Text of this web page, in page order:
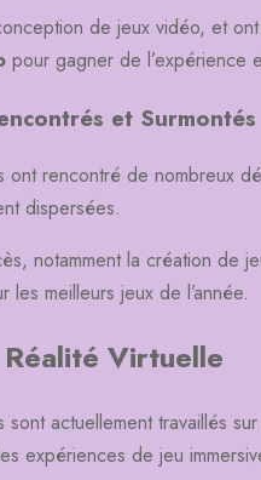
de jeux vidéo, et
pour gagner de l’expérience
et Surmontés
rencontré de nombreux
dispersées.
notamment la création de
les meilleurs jeux de l’année.
Virtuelle
actuellement travaillés
expériences de jeu